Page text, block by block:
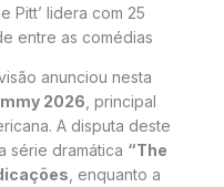
Pitt’ lidera com 25
entre as comédias
anunciou nesta
2026 , principal
A disputa deste
série dramática “The
, enquanto a